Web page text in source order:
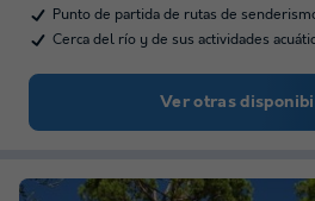
Punto de partida de rutas de
Cerca del río y de sus actividades
Ver otras